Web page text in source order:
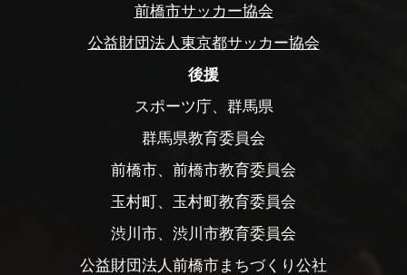
前橋市サッカー協会
公益財団法人東京都サッカー協会
後援
スポーツ庁、群馬県
群馬県教育委員会
前橋市、前橋市教育委員会
玉村町、玉村町教育委員会
渋川市、渋川市教育委員会
公益財団法人前橋市まちづくり公社